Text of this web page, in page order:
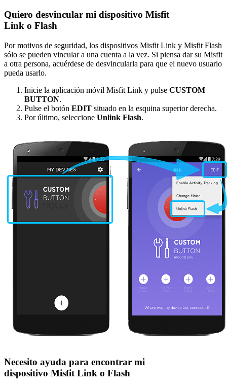
Quiero desvincular mi dispositivo Misfit
Link o Flash
Por motivos de seguridad, los dispositivos Misfit Link y Misfit Flash
sólo se pueden vincular a una cuenta a la vez. Si piensa dar su Misfit
a otra persona, acuérdese de desvincularla para que el nuevo usuario
pueda usarlo.
Inicie la aplicación móvil Misfit Link y pulse CUSTOM
BUTTON.
Pulse el botón EDIT situado en la esquina superior derecha.
Por último, seleccione Unlink Flash.
Necesito ayuda para encontrar mi
dispositivo Misfit Link o Flash